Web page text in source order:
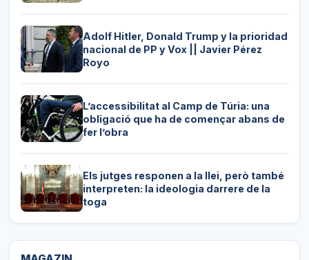
Adolf Hitler, Donald Trump y la prioridad
nacional de PP y Vox || Javier Pérez
Royo
L’accessibilitat al Camp de Túria: una
obligació que ha de començar abans de
fer l’obra
Els jutges responen a la llei, però també
interpreten: la ideologia darrere de la
toga